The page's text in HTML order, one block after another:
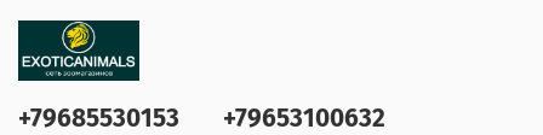
+79685530153 +79653100632